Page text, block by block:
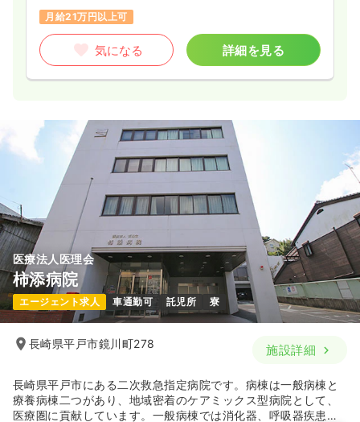
月給21万円以上可
気になる 詳細を見る
医療法人医理会
柿添病院
エージェント求人 車通勤可 託児所 寮
長崎県平戸市鏡川町278 施設詳細
長崎県平戸市にある二次救急指定病院です。病棟は一般病棟と
療養病棟二つがあり、地域密着のケアミックス型病院として、
医療圏に貢献しています。一般病棟では消化器、呼吸器疾患な